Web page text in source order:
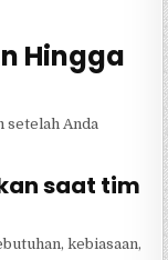
Hingga
setelah Anda
saat tim
kebiasaan,